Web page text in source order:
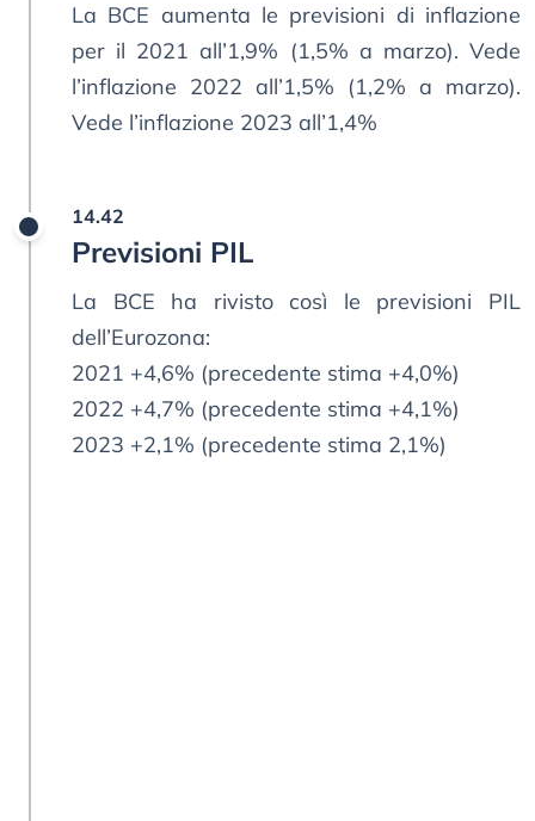
La BCE aumenta le previsioni di inflazione
per il 2021 all’1,9% (1,5% a marzo). Vede
l’inflazione 2022 all’1,5% (1,2% a marzo).
Vede l’inflazione 2023 all’1,4%
14.42
Previsioni PIL
La BCE ha rivisto così le previsioni PIL
dell’Eurozona:
2021 +4,6% (precedente stima +4,0%)
2022 +4,7% (precedente stima +4,1%)
2023 +2,1% (precedente stima 2,1%)